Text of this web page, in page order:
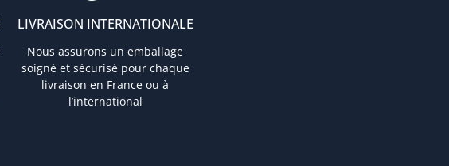
LIVRAISON INTERNATIONALE
Nous assurons un emballage
soigné et sécurisé pour chaque
livraison en France ou à
l’international